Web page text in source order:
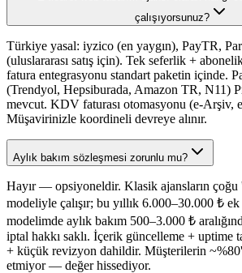
çalışıyorsunuz?
Türkiye yasal: iyzico (en yaygın), PayTR,
(uluslararası satış için). Tek seferlik +
fatura entegrasyonu standart paketin içinde.
(Trendyol, Hepsiburada, Amazon TR, N11)
mevcut. KDV faturası otomasyonu (e-Arşiv,
Müşavirinizle koordineli devreye alınır.
Aylık bakım sözleşmesi zorunlu mu?
Hayır — opsiyoneldir. Klasik ajansların çoğu
modeliyle çalışır; bu yıllık 6.000–30.000 ₺
modelimde aylık bakım 500–3.000 ₺
iptal hakkı saklı. İçerik güncelleme + uptime
+ küçük revizyon dahildir. Müşterilerin
etmiyor — değer hissediyor.